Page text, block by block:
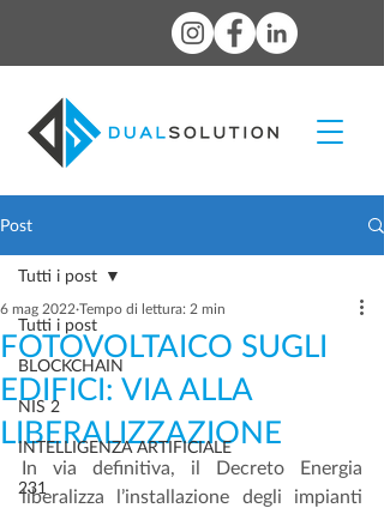
Post
Tutti i post
BLOCKCHAIN
NIS 2
INTELLIGENZA ARTIFICIALE
231
Tutti i post
FOTOVOLTAICO SUGLI
EDIFICI: VIA ALLA
LIBERALIZZAZIONE
6 mag 2022 Tempo di lettura: 2 min
In via definitiva, il Decreto Energia
liberalizza l’installazione degli impianti